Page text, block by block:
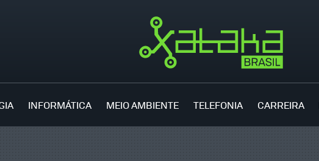
INFORMÁTICA MEIO AMBIENTE TELEFONIA CARREIRA